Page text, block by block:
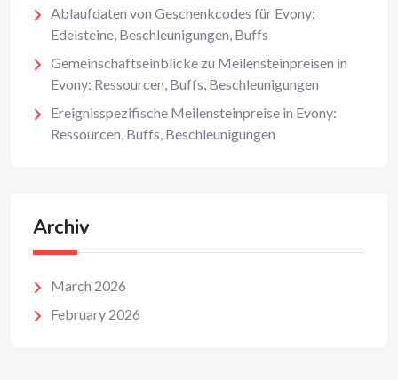
Ablaufdaten von Geschenkcodes für Evony:
Edelsteine, Beschleunigungen, Buffs
Gemeinschaftseinblicke zu Meilensteinpreisen in
Evony: Ressourcen, Buffs, Beschleunigungen
Ereignisspezifische Meilensteinpreise in Evony:
Ressourcen, Buffs, Beschleunigungen
Archiv
March 2026
February 2026